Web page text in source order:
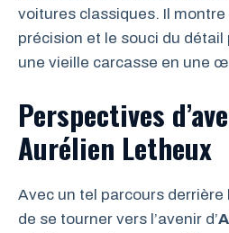
voitures classiques. Il
précision et le souci du
une vieille carcasse en une
Perspectives
Aurélien Letheux
Avec un tel parcours
de se tourner vers l’avenir d’